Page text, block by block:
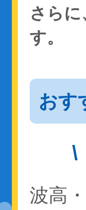
さらに
す。
おす
波高